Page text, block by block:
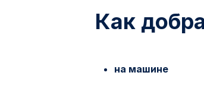
Как
на машине